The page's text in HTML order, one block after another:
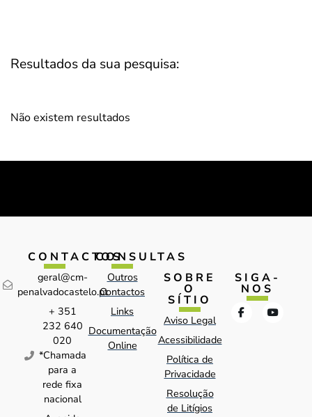
Resultados da sua pesquisa:
Não existem resultados
CONTACTOS
geral@cm-
penalvadocastelo.pt
+ 351
232 640
020
*Chamada
para a
rede fixa
nacional
CONSULTAS
Outros
Contactos
Links
Documentação
Online
SOBRE
O
SÍTIO
Aviso Legal
Acessibilidade
Política de
Privacidade
Resolução
de Litígios
SIGA-
NOS